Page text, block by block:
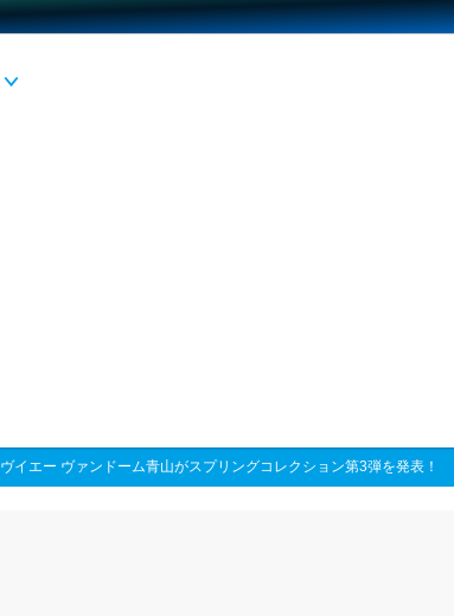
ヴイエー ヴァンドーム青山がスプリングコレクション第3弾を発表！